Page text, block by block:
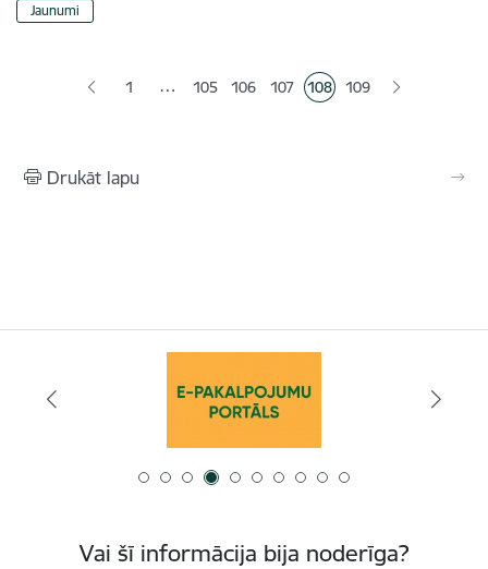
Jaunumi
1 … Lapa
105 Lapa
106 Lapa
107 Pašreizējā lapa
108 Lapa
109
Drukāt lapu
Vai šī informācija bija noderīga?